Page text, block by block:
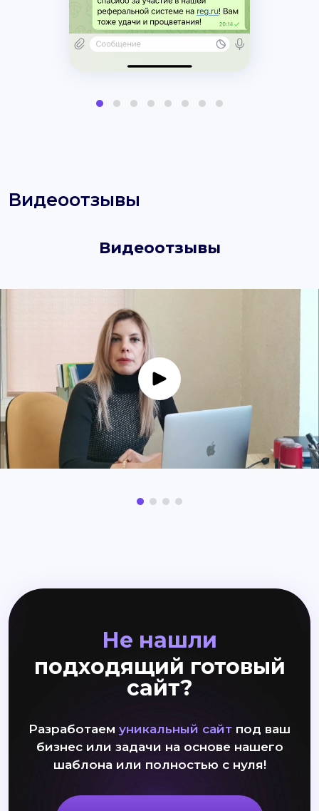
Видеоотзывы
Видеоотзывы
Не нашли
подходящий готовый
сайт?
Разработаем уникальный сайт под ваш
бизнес или задачи на основе нашего
шаблона или полностью с нуля!